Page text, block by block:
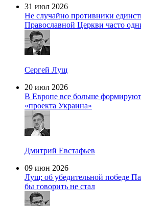
31 июл 2026
Не случайно противники
Православной Церкви часто
Сергей Лущ
20 июл 2026
В Европе все больше
«проекта Украина»
Дмитрий Евстафьев
09 июн 2026
Лущ: об убедительной победе
бы говорить не стал